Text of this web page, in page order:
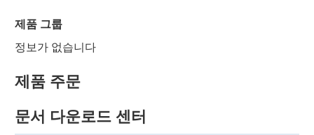
제품 그룹
정보가 없습니다
제품 주문
문서 다운로드 센터